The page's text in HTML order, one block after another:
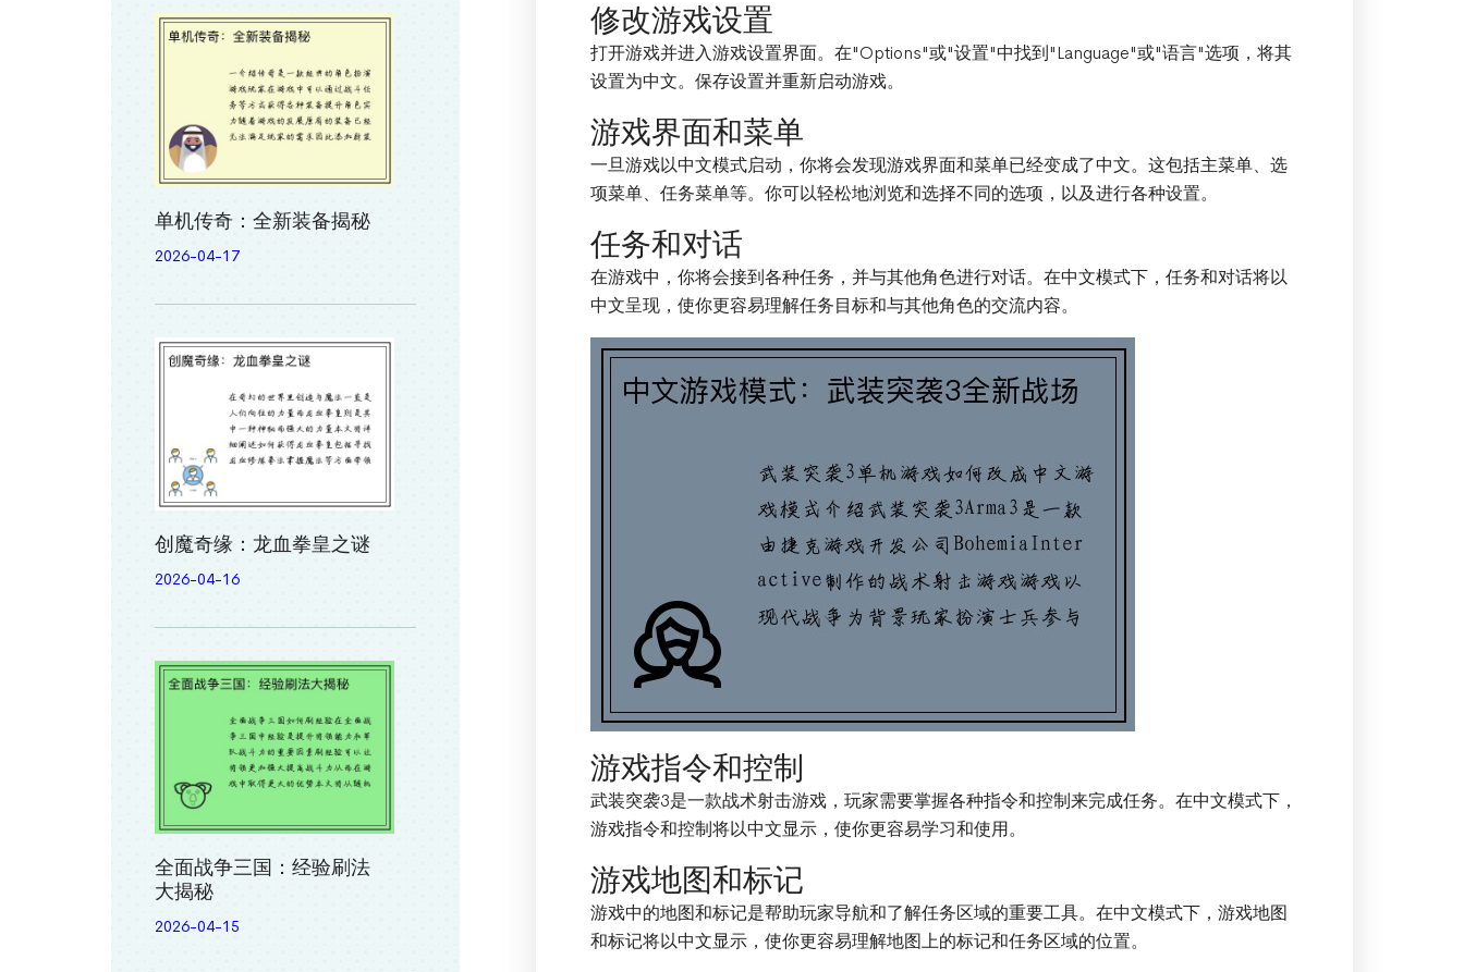
修改游戏设置
打开游戏并进入游戏设置界面。在"Options"或"设置"中找到"Language"或"语言"选项，将其
设置为中文。保存设置并重新启动游戏。
游戏界面和菜单
一旦游戏以中文模式启动，你将会发现游戏界面和菜单已经变成了中文。这包括主菜单、选
项菜单、任务菜单等。你可以轻松地浏览和选择不同的选项，以及进行各种设置。
任务和对话
在游戏中，你将会接到各种任务，并与其他角色进行对话。在中文模式下，任务和对话将以
中文呈现，使你更容易理解任务目标和与其他角色的交流内容。
游戏指令和控制
武装突袭3是一款战术射击游戏，玩家需要掌握各种指令和控制来完成任务。在中文模式下，
游戏指令和控制将以中文显示，使你更容易学习和使用。
游戏地图和标记
游戏中的地图和标记是帮助玩家导航和了解任务区域的重要工具。在中文模式下，游戏地图
和标记将以中文显示，使你更容易理解地图上的标记和任务区域的位置。
单机传奇：全新装备揭秘
2026-04-17
创魔奇缘：龙血拳皇之谜
2026-04-16
全面战争三国：经验刷法
大揭秘
2026-04-15